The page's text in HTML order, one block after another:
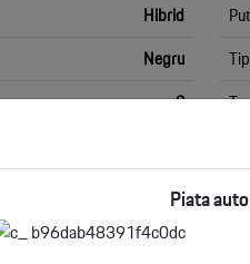
Hibrid
Negru
0
Piata